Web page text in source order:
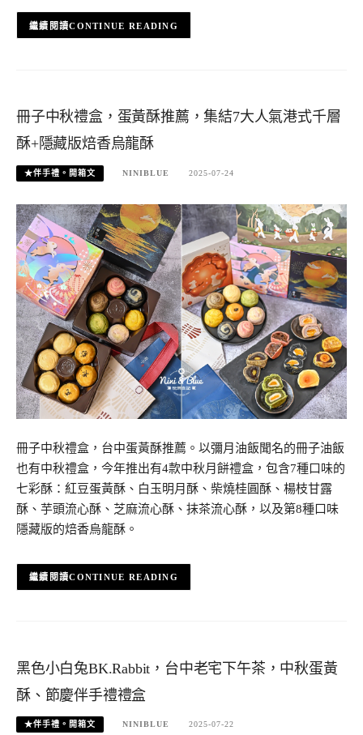
CONTINUE READING
冊子中秋禮盒，蛋黃酥推薦，集結7大人氣港式千層
酥+隱藏版焙香烏龍酥
★伴手禮。開箱文 NINIBLUE 2025-07-24
冊子中秋禮盒，台中蛋黃酥推薦。以彌月油飯聞名的冊子油飯
也有中秋禮盒，今年推出有4款中秋月餅禮盒，包含7種口味的
七彩酥：紅豆蛋黃酥、白玉明月酥、柴燒桂圓酥、楊枝甘露
酥、芋頭流心酥、芝麻流心酥、抹茶流心酥，以及第8種口味
隱藏版的焙香烏龍酥。
CONTINUE READING
黑色小白兔BK.Rabbit，台中老宅下午茶，中秋蛋黃
酥、節慶伴手禮禮盒
★伴手禮。開箱文 NINIBLUE 2025-07-22